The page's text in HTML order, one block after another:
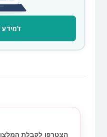
למידע
הצטרפו לקבלת